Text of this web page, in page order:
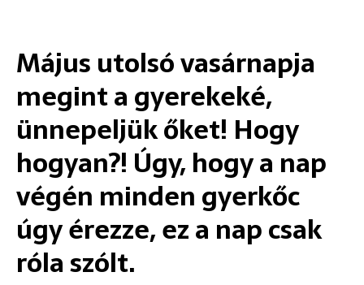
Május utolsó vasárnapja
megint a gyerekeké,
ünnepeljük őket! Hogy
hogyan?! Úgy, hogy a nap
végén minden gyerkőc
úgy érezze, ez a nap csak
róla szólt.